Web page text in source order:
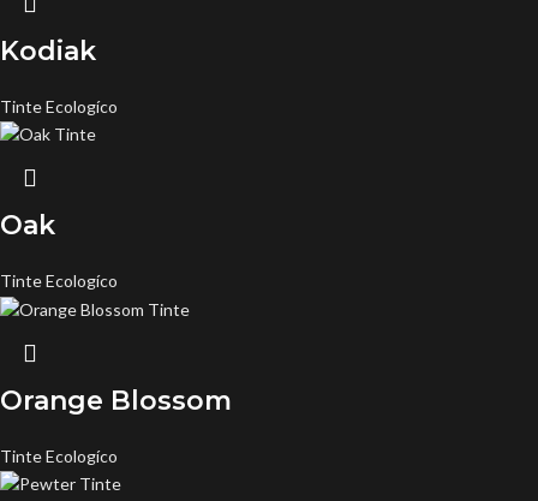
Kodiak
Tinte Ecologíco
Oak
Tinte Ecologíco
Orange Blossom
Tinte Ecologíco